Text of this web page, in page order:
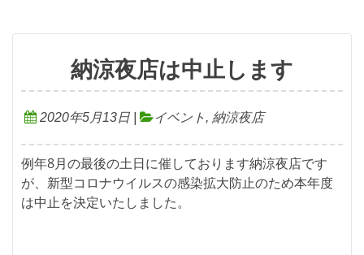
納涼夜店は中止します
2020年5月13日 イベント , 納涼夜店
例年8月の最後の土日に催しております納涼夜店です
が、新型コロナウイルスの感染拡大防止のため本年度
は中止を決定いたしました。